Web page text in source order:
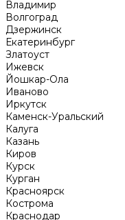
Владимир
Волгоград
Дзержинск
Екатеринбург
Златоуст
Ижевск
Йошкар-Ола
Иваново
Иркутск
Каменск-Уральский
Калуга
Казань
Киров
Курск
Курган
Красноярск
Кострома
Краснодар